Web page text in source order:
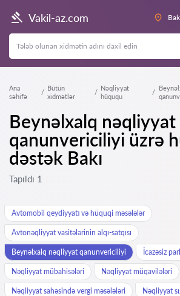
Vakil-az.com
Ana
səhifə
Bütün
xidmətlər
Nəqliyyat
hüququ
Beynəlxalq nəqliyyat
qanunvericiliyi üzrə
dəstək Bakı
Tapıldı 1
Avtomobil qeydiyyatı və hüquqi məsələlər
Avtonəqliyyat vasitələrinin alqı-satqısı
Beynəlxalq nəqliyyat qanunvericiliyi İcazəsiz
Nəqliyyat mübahisələri Nəqliyyat müqavilələri
Nəqliyyat sahəsində vergi məsələləri Nəqliyyat